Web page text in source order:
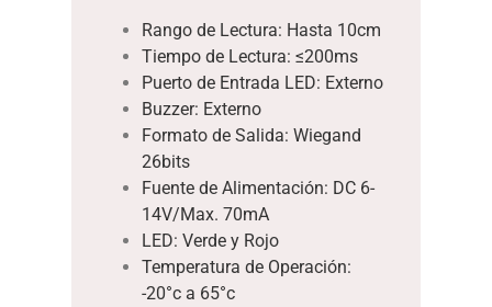
Rango de Lectura: Hasta 10cm
Tiempo de Lectura: ≤200ms
Puerto de Entrada LED: Externo
Buzzer: Externo
Formato de Salida: Wiegand
26bits
Fuente de Alimentación: DC 6-
14V/Max. 70mA
LED: Verde y Rojo
Temperatura de Operación:
-20°c a 65°c